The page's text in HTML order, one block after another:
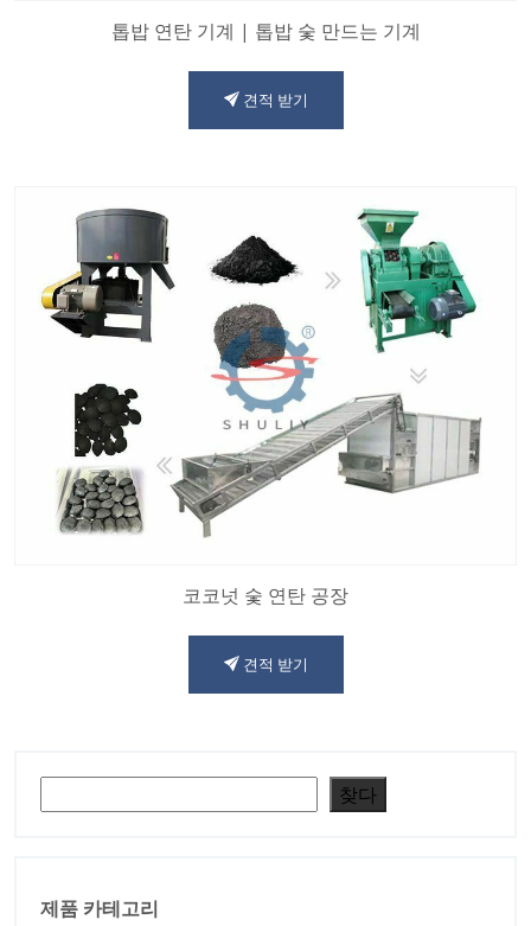
찾다
제품 카테고리
톱밥 연탄 기계 | 톱밥 숯 만드는 기계
견적 받기
코코넛 숯 연탄 공장
견적 받기